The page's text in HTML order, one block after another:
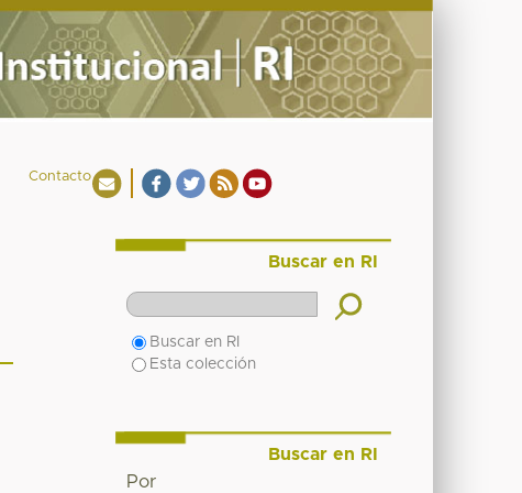
Contacto
Buscar en RI
Buscar en RI
Esta colección
Buscar en RI
Por